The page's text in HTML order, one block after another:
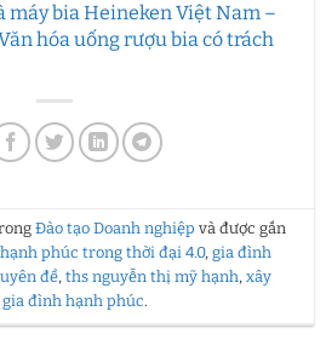
máy bia Heineken Việt Nam –
hóa uống rượu bia có trách
Đào tạo Doanh nghiệp và được gắn
phúc trong thời đại 4.0, gia đình
đề, ths nguyễn thị mỹ hạnh, xây
đình hạnh phúc.